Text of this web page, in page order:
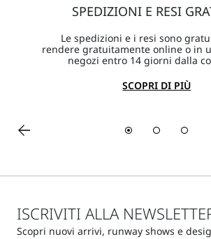
SPEDIZIONI E RESI
Le spedizioni e i resi sono
rendere gratuitamente online o in
negozi entro 14 giorni dalla
SCOPRI DI PIÙ
ISCRIVITI ALLA
Scopri nuovi arrivi, runway shows e